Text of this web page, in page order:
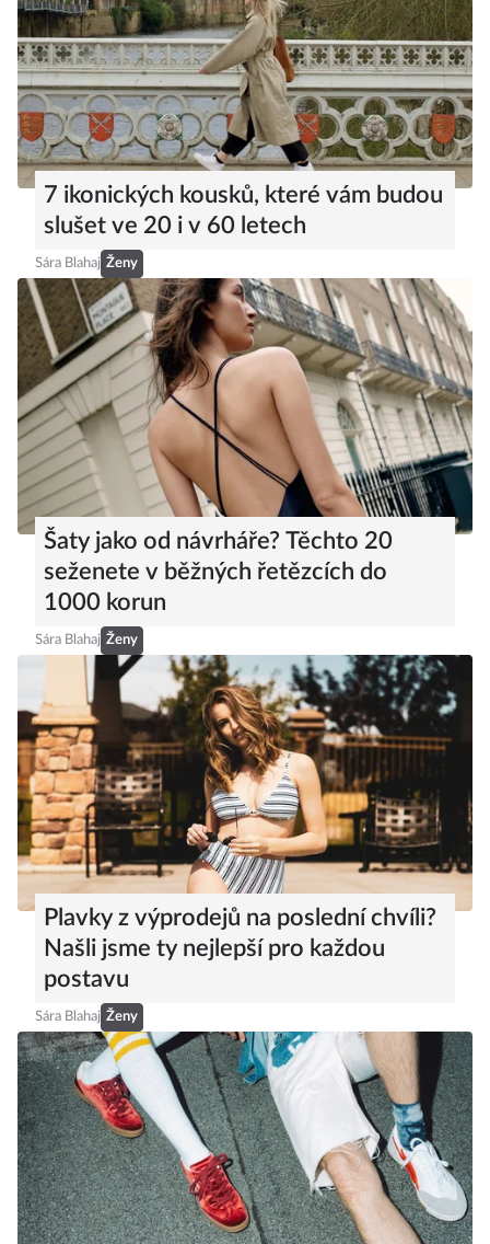
7 ikonických kousků, které vám budou
Sára Blahaj Ženy
Šaty jako od návrháře? Těchto 20
seženete v běžných řetězcích do
Sára Blahaj Ženy
Plavky z výprodejů na poslední chvíli?
Našli jsme ty nejlepší pro každou
postavu
Sára Blahaj Ženy